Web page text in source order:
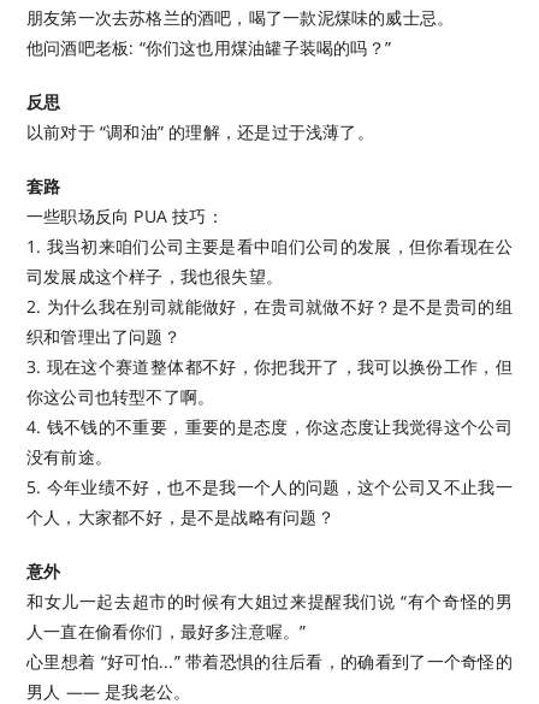
朋友第一次去苏格兰的酒吧，喝了一款泥煤味的威士忌。
他问酒吧老板: “你们这也用煤油罐子装喝的吗？”
反思
以前对于 “调和油” 的理解，还是过于浅薄了。
套路
一些职场反向 PUA 技巧：
1. 我当初来咱们公司主要是看中咱们公司的发展，但你看现在公
司发展成这个样子，我也很失望。
2. 为什么我在别司就能做好，在贵司就做不好？是不是贵司的组
织和管理出了问题？
3. 现在这个赛道整体都不好，你把我开了，我可以换份工作，但
你这公司也转型不了啊。
4. 钱不钱的不重要，重要的是态度，你这态度让我觉得这个公司
没有前途。
5. 今年业绩不好，也不是我一个人的问题，这个公司又不止我一
个人，大家都不好，是不是战略有问题？
意外
和女儿一起去超市的时候有大姐过来提醒我们说 “有个奇怪的男
人一直在偷看你们，最好多注意喔。”
心里想着 “好可怕...” 带着恐惧的往后看，的确看到了一个奇怪的
男人 —— 是我老公。